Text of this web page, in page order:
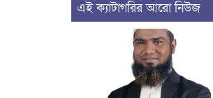
এই ক্যাটাগরির আরো নিউজ